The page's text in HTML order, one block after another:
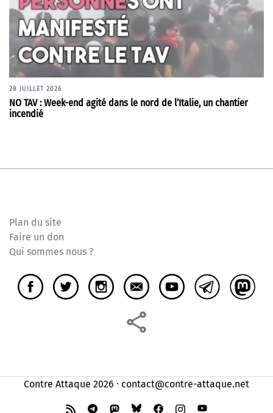
28 JUILLET 2026
NO TAV : Week-end agité dans le nord de l’Italie, un chantier
incendié
Plan du site
Faire un don
Qui sommes nous ?
Contre Attaque 2026 ⸱ contact@contre-attaque.net